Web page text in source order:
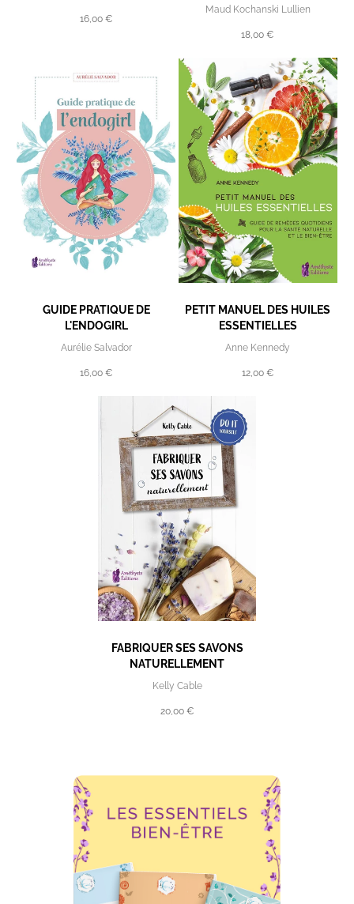
16,00 €
Maud Kochanski Lullien
18,00 €
GUIDE PRATIQUE DE
L'ENDOGIRL
Aurélie Salvador
16,00 €
PETIT MANUEL DES HUILES
ESSENTIELLES
Anne Kennedy
12,00 €
FABRIQUER SES SAVONS
NATURELLEMENT
Kelly Cable
20,00 €